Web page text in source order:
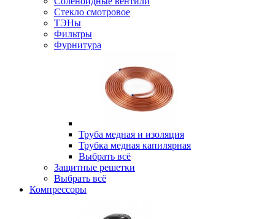
Стекло смотровое
ТЭНы
Фильтры
Фурнитура
Труба медная и изоляция
Трубка медная капилярная
Выбрать всё
Защитные решетки
Выбрать всё
Компрессоры